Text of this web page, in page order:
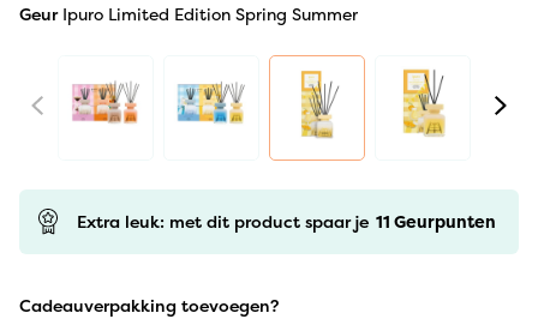
Geur Ipuro Limited Edition Spring Summer
Extra leuk: met dit product spaar je 11 Geurpunten
Cadeauverpakking toevoegen?